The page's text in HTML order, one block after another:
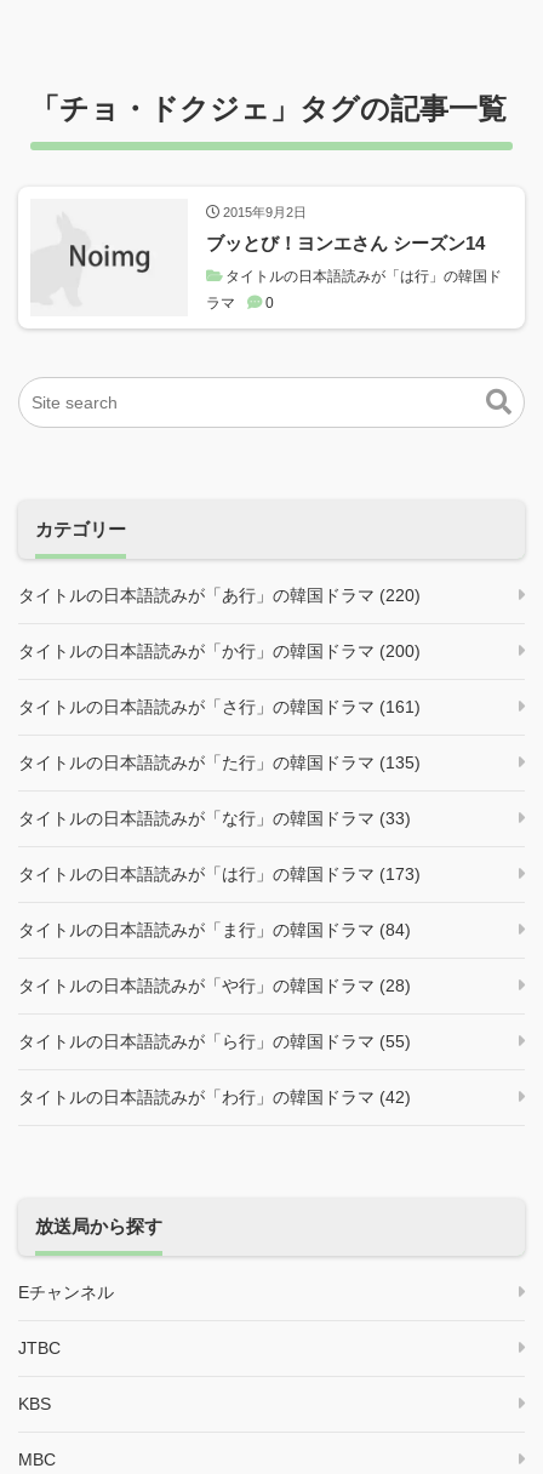
「チョ・ドクジェ 」タグの記事一覧
2015年9月2日
ブッとび！ヨンエさん シーズン14
タイトルの日本語読みが「は行」の韓国ド
ラマ
0
カテゴリー
タイトルの日本語読みが「あ行」の韓国ドラマ (220)
タイトルの日本語読みが「か行」の韓国ドラマ (200)
タイトルの日本語読みが「さ行」の韓国ドラマ (161)
タイトルの日本語読みが「た行」の韓国ドラマ (135)
タイトルの日本語読みが「な行」の韓国ドラマ (33)
タイトルの日本語読みが「は行」の韓国ドラマ (173)
タイトルの日本語読みが「ま行」の韓国ドラマ (84)
タイトルの日本語読みが「や行」の韓国ドラマ (28)
タイトルの日本語読みが「ら行」の韓国ドラマ (55)
タイトルの日本語読みが「わ行」の韓国ドラマ (42)
放送局から探す
Eチャンネル
JTBC
KBS
MBC